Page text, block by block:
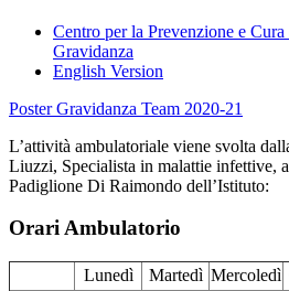
Centro per la Prevenzione e
Gravidanza
English Version
Poster Gravidanza Team 2020-21
L’attività ambulatoriale viene svolta
Liuzzi, Specialista in malattie infettive,
Padiglione Di Raimondo dell’Istituto:
Orari Ambulatorio
Lunedì Martedì Mercoledì